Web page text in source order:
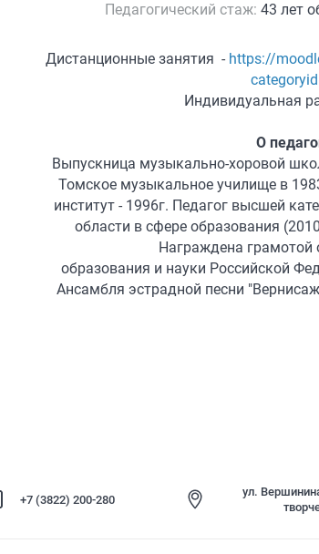
Педагогический стаж: 43 лет
Дистанционные занятия - https://
Индивидуальная
О
Выпускница музыкально-хоровой
Томское музыкальное училище в
институт - 1996г. Педагог высшей
области в сфере образования
Награждена грамотой
образования и науки Российской
Ансамбля эстрадной песни
+7 (3822) 200-280
ул.